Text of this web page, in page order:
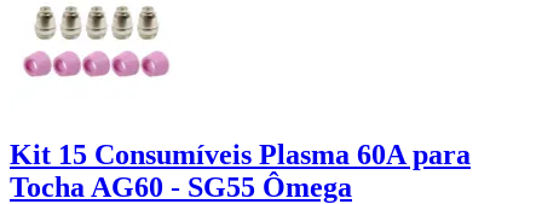
Kit 15 Consumíveis Plasma 60A para
Tocha AG60 - SG55 Ômega